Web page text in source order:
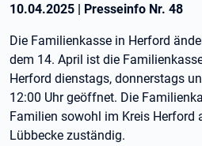
10.04.2025 | Presseinfo Nr. 48
Die Familienkasse in Herford
dem 14. April ist die
Herford dienstags, donnerstags
12:00 Uhr geöffnet. Die
Familien sowohl im Kreis Herford
Lübbecke zuständig.